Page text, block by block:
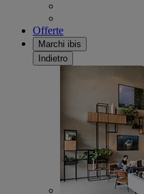
Offerte
Marchi ibis
Indietro